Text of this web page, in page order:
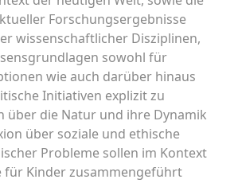
Forschungsergebnisse
wissenschaftlicher Disziplinen,
sowohl für
wie auch darüber hinaus
Initiativen explizit zu
über die Natur und ihre Dynamik
über soziale und ethische
Probleme sollen im Kontext
für Kinder zusammengeführt